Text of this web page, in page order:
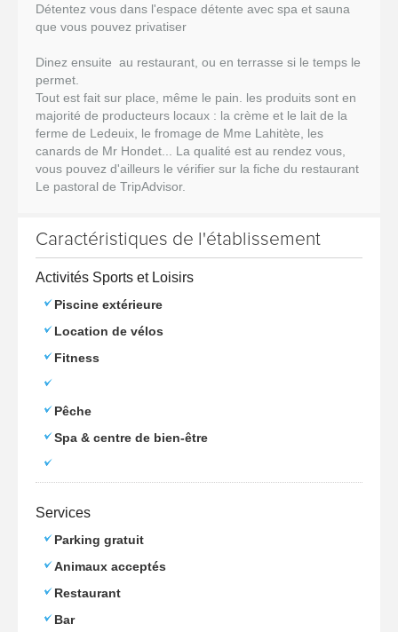
Détentez vous dans l'espace détente avec spa et sauna
que vous pouvez privatiser
Dinez ensuite au restaurant, ou en terrasse si le temps le
permet.
Tout est fait sur place, même le pain. les produits sont en
majorité de producteurs locaux : la crème et le lait de la
ferme de Ledeuix, le fromage de Mme Lahitète, les
canards de Mr Hondet... La qualité est au rendez vous,
vous pouvez d'ailleurs le vérifier sur la fiche du restaurant
Le pastoral de TripAdvisor.
Caractéristiques de l'établissement
Activités Sports et Loisirs
Piscine extérieure
Location de vélos
Fitness
Pêche
Spa & centre de bien-être
Services
Parking gratuit
Animaux acceptés
Restaurant
Bar